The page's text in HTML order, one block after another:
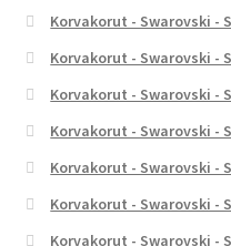
Korvakorut - Swarovski -
Korvakorut - Swarovski -
Korvakorut - Swarovski -
Korvakorut - Swarovski -
Korvakorut - Swarovski -
Korvakorut - Swarovski -
Korvakorut - Swarovski -